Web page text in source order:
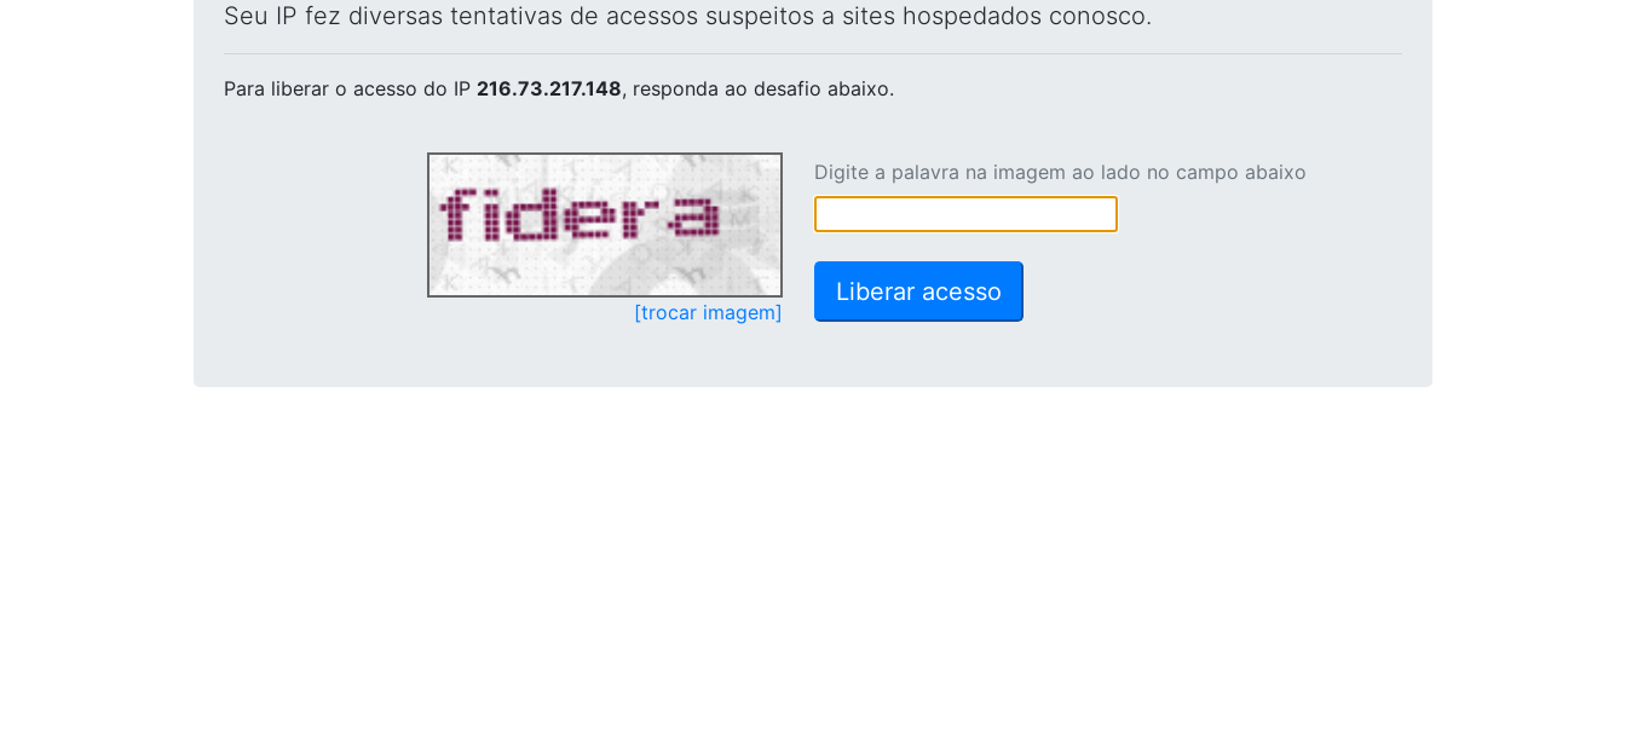
Seu IP fez diversas tentativas de acessos suspeitos a sites hospedados conosco.
Para liberar o acesso do IP 216.73.217.148, responda ao desafio abaixo.
[trocar imagem]
Digite a palavra na imagem ao lado no campo abaixo